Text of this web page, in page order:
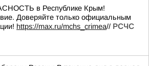
в Республике Крым!
Доверяйте только официальным
https://max.ru/mchs_crimea// РСЧС